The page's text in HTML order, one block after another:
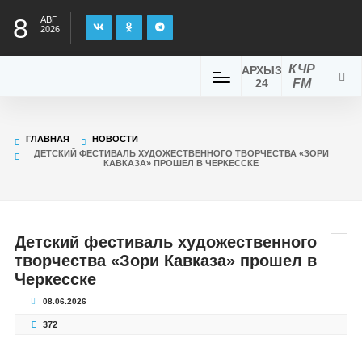
8
АВГ
2026
КЧР
FM
АРХЫЗ
24
ГЛАВНАЯ
НОВОСТИ
ДЕТСКИЙ ФЕСТИВАЛЬ ХУДОЖЕСТВЕННОГО ТВОРЧЕСТВА «ЗОРИ
КАВКАЗА» ПРОШЕЛ В ЧЕРКЕССКЕ
Детский фестиваль художественного
творчества «Зори Кавказа» прошел в
Черкесске
08.06.2026
372